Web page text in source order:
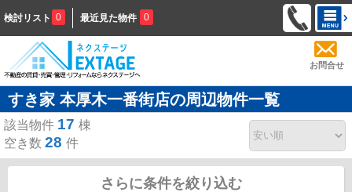
検討リスト 0 最近見た物件 0
お問合せ
すき家 本厚木一番街店の周辺物件一覧
該当物件 17 棟
空き数 28 件
さらに条件を絞り込む